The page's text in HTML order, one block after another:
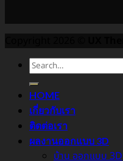
HOME
เกี่ยวกับเรา
ติดต่อเรา
ผลงานออกแบบ 3D
บ้าน ออกแบบ 3D